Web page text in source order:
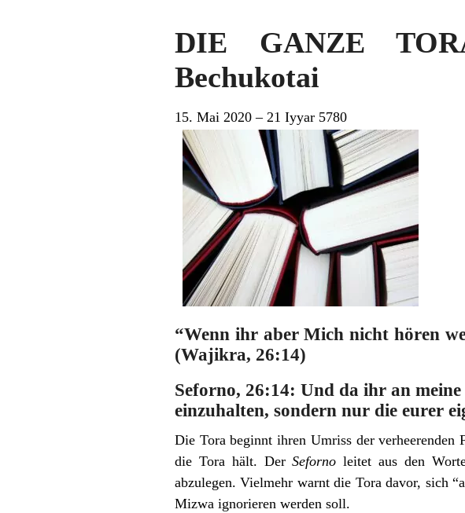
DIE GANZE
Bechukotai
15. Mai 2020 – 21 Iyyar 5780
“Wenn ihr aber Mich nicht hören
(Wajikra, 26:14)
Seforno, 26:14:Und da ihr an
einzuhalten, sondern nur die eurer
Die Tora beginnt ihren Umriss der
die Tora hält. DerSeforno leitet aus den
abzulegen. Vielmehr warnt die Tora davor, sich
Mizwa ignorieren werden soll.